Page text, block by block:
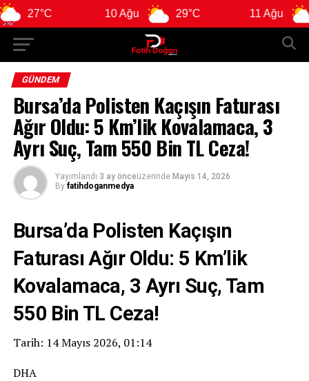
29°C
GÜNDEM
Bursa’da Polisten Kaçışın Faturası
Ağır Oldu: 5 Km’lik Kovalamaca, 3
Ayrı Suç, Tam 550 Bin TL Ceza!
Yayımlandı 3 ay önceüzerinde Mayıs 14, 2026
By fatihdoganmedya
Bursa’da Polisten Kaçışın
Faturası Ağır Oldu: 5 Km’lik
Kovalamaca, 3 Ayrı Suç, Tam
550 Bin TL Ceza!
Tarih: 14 Mayıs 2026, 01:14
DHA